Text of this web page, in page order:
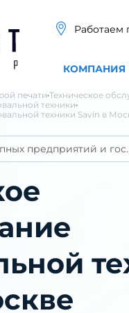
Работаем
КОМПАНИЯ
печати Техническое
техники
техники Savin в
предприятий и